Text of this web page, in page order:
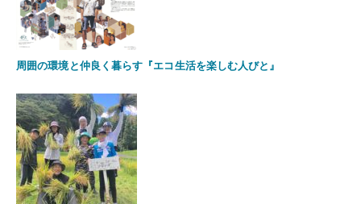
周囲の環境と仲良く暮らす『エコ生活を楽しむ人びと』